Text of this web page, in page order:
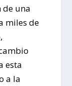
una
miles de
esta
a la